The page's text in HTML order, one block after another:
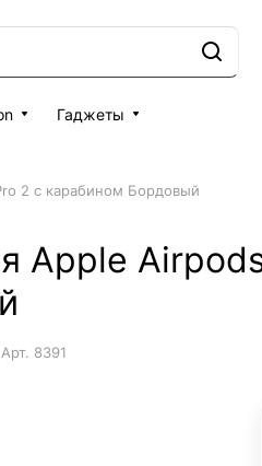
Гаджеты
2 с карабином Бордовый
Apple
Арт. 8391